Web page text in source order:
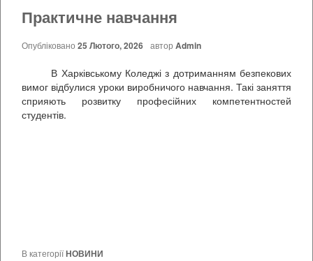
Практичне навчання
Опубліковано 25 Лютого, 2026 автор Admin
В Харківському Коледжі з дотриманням безпекових
вимог відбулися уроки виробничого навчання. Такі заняття
сприяють розвитку професійних компетентностей
студентів.
В категоріїНОВИНИ